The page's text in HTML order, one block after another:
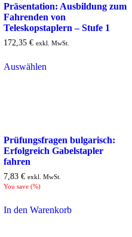
Präsentation: Ausbildung zum
Fahrenden von
Teleskopstaplern – Stufe 1
172,35 € exkl. MwSt.
Auswählen
Prüfungsfragen bulgarisch:
Erfolgreich Gabelstapler
fahren
7,83 € exkl. MwSt.
You save (%)
In den Warenkorb